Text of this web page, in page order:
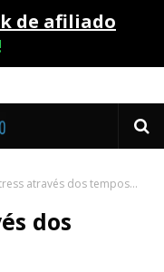
de afiliado
através dos tempos...
dos